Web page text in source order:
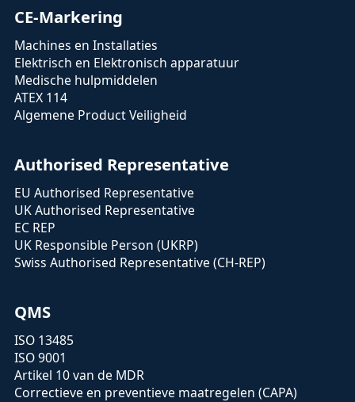
CE-Markering
Machines en Installaties
Elektrisch en Elektronisch apparatuur
Medische hulpmiddelen
ATEX 114
Algemene Product Veiligheid
Authorised Representative
EU Authorised Representative
UK Authorised Representative
EC REP
UK Responsible Person (UKRP)
Swiss Authorised Representative (CH-REP)
QMS
ISO 13485
ISO 9001
Artikel 10 van de MDR
Correctieve en preventieve maatregelen (CAPA)